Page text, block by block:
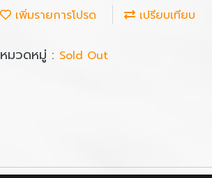
เพิ่มรายการโปรด เปรียบเทียบ
หมวดหมู่ : Sold Out